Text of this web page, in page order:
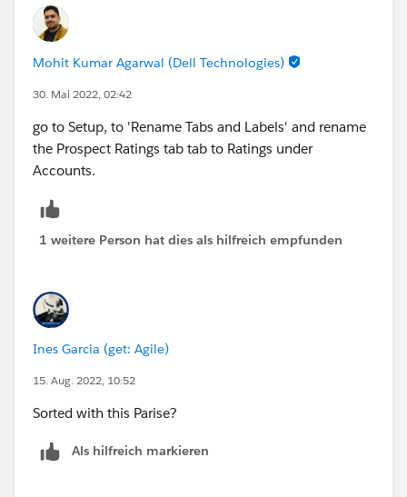
Mohit Kumar Agarwal (Dell Technologies)
30. Mai 2022, 02:42
go to Setup, to 'Rename Tabs and Labels' and rename
the Prospect Ratings tab tab to Ratings under
Accounts.
1 weitere Person hat dies als hilfreich empfunden
Ines Garcia (get: Agile)
15. Aug. 2022, 10:52
Sorted with this Parise?
Als hilfreich markieren